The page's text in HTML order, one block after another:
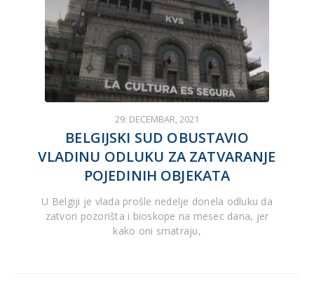
29. DECEMBAR, 2021
BELGIJSKI SUD OBUSTAVIO
VLADINU ODLUKU ZA ZATVARANJE
POJEDINIH OBJEKATA
U Belgiji je vlada prošle nedelje donela odluku da
zatvori pozorišta i bioskope na mesec dana, jer
kako oni smatraju,